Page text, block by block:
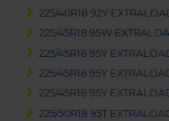
225/40R18 92Y
225/45R18 95W
225/45R18 95Y
225/45R18 95Y
225/45R18 95Y
225/50R18 95T